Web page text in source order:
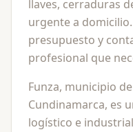
llaves, cerraduras
urgente a
presupuesto y
profesional que
Funza, municipio
Cundinamarca, es
logístico e